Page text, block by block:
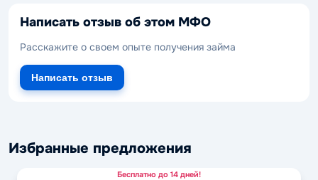
Написать отзыв об этом МФО
Расскажите о своем опыте получения займа
Написать отзыв
Избранные предложения
Бесплатно до 14 дней!